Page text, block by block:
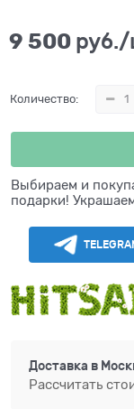
9 500 руб./
Количество:
Выбираем и
подарки!
Доставка в
Рассчитать